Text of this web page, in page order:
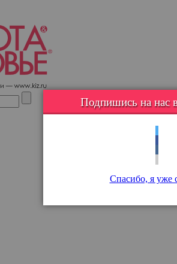
Подпишись на нас
Спасибо, я уже
в день! Несложный лайфхак помогает
и мозговую деятельность